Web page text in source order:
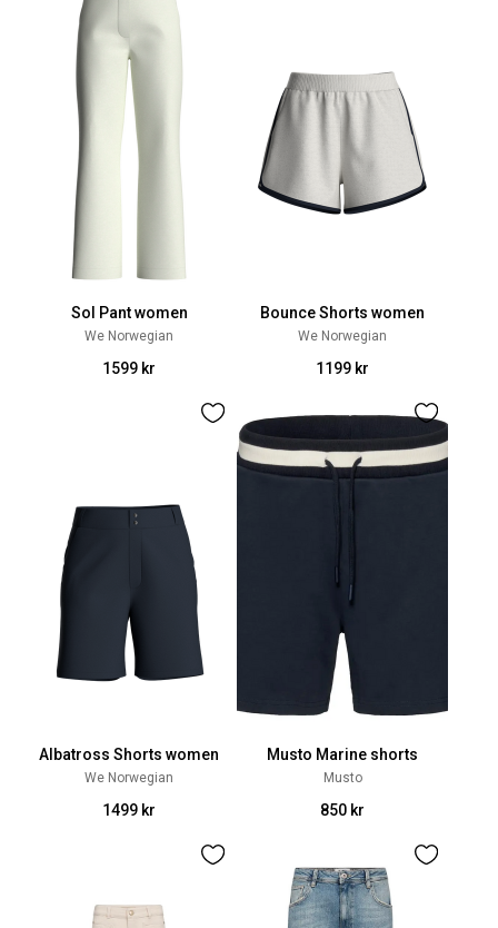
Sol Pant women
We Norwegian
1599 kr
Bounce Shorts women
We Norwegian
1199 kr
Albatross Shorts women
We Norwegian
1499 kr
Musto Marine shorts
Musto
850 kr